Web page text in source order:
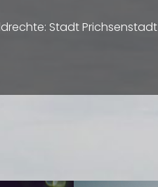
Stadt Prichsenstadt